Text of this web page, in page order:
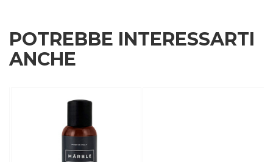
POTREBBE INTERESSARTI
ANCHE